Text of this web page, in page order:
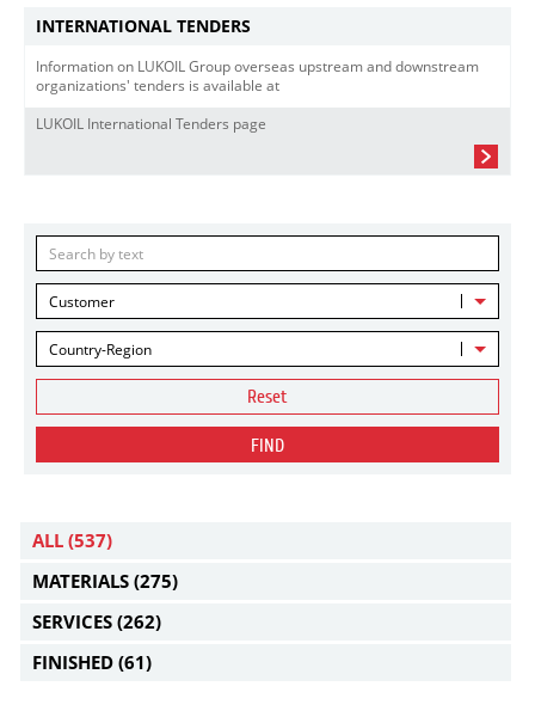
INTERNATIONAL TENDERS
Information on LUKOIL Group overseas upstream and downstream
organizations' tenders is available at
LUKOIL International Tenders page
Customer
Country-Region
Reset
FIND
ALL (537)
MATERIALS (275)
SERVICES (262)
FINISHED (61)